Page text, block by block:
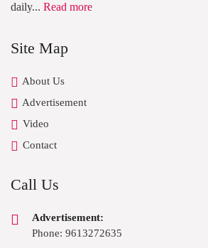
daily... Read more
Site Map
About Us
Advertisement
Video
Contact
Call Us
Advertisement:
Phone: 9613272635